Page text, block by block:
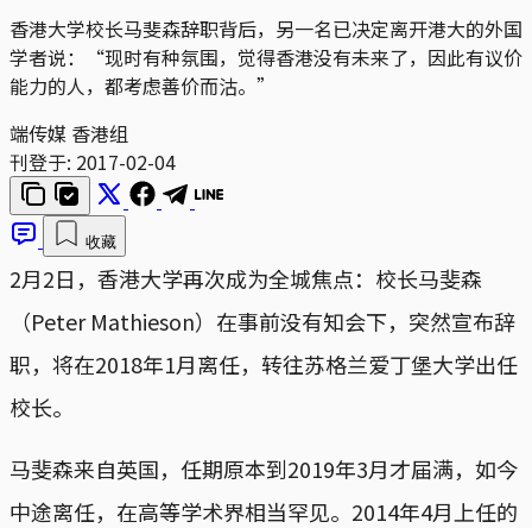
香港大学校长马斐森辞职背后，另一名已决定离开港大的外国
学者说：“现时有种氛围，觉得香港没有未来了，因此有议价
能力的人，都考虑善价而沽。”
端传媒 香港组
刊登于: 2017-02-04
收藏
2月2日，香港大学再次成为全城焦点：校长马斐森
（Peter Mathieson）在事前没有知会下，突然宣布辞
职，将在2018年1月离任，转往苏格兰爱丁堡大学出任
校长。
马斐森来自英国，任期原本到2019年3月才届满，如今
中途离任，在高等学术界相当罕见。2014年4月上任的